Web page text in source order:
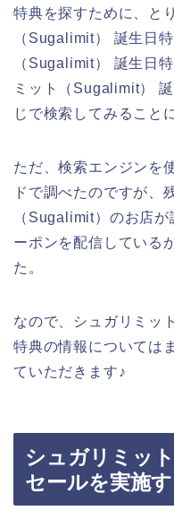
特典を探すために、と
（Sugalimit） 誕生日
（Sugalimit） 誕生日
ミット（Sugalimit）
じで検索してみること
ただ、検索エンジンを
ドで調べたのですが、
（Sugalimit）のお店
ーポンを配信している
た。
なので、シュガリミッ
特典の情報については
ていただきます♪
シュガリミッ
セールを実施